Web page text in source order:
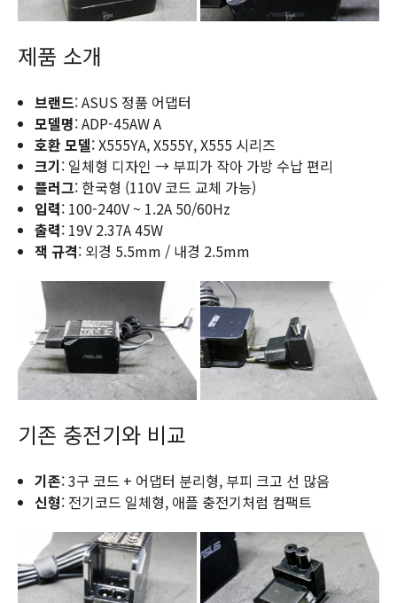
제품 소개
브랜드: ASUS 정품 어댑터
모델명: ADP-45AW A
호환 모델: X555YA, X555Y, X555 시리즈
크기: 일체형 디자인 → 부피가 작아 가방 수납 편리
플러그: 한국형 (110V 코드 교체 가능)
입력: 100-240V ~ 1.2A 50/60Hz
출력: 19V 2.37A 45W
잭 규격: 외경 5.5mm / 내경 2.5mm
기존 충전기와 비교
기존: 3구 코드 + 어댑터 분리형, 부피 크고 선 많음
신형: 전기코드 일체형, 애플 충전기처럼 컴팩트